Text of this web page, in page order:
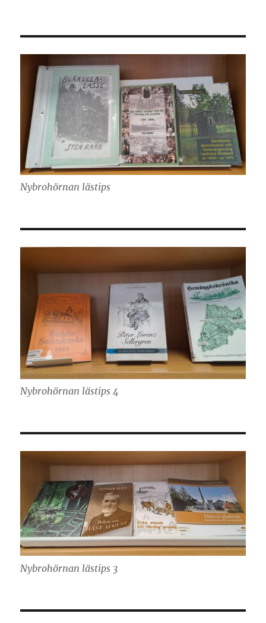
Nybrohörnan lästips
Nybrohörnan lästips 4
Nybrohörnan lästips 3